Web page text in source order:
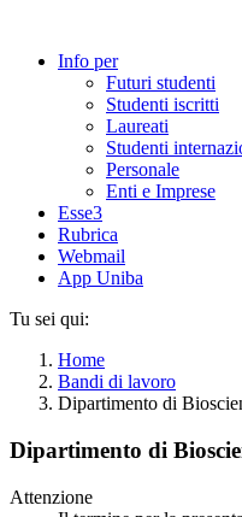
Info per
Futuri studenti
Studenti iscritti
Laureati
Studenti
Personale
Enti e Imprese
Esse3
Rubrica
Webmail
App Uniba
Tu sei qui:
Home
Bandi di lavoro
Dipartimento di
Dipartimento di
Attenzione